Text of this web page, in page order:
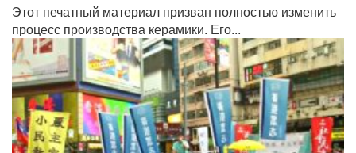
Этот печатный материал призван полностью изменить
процесс производства керамики. Его...